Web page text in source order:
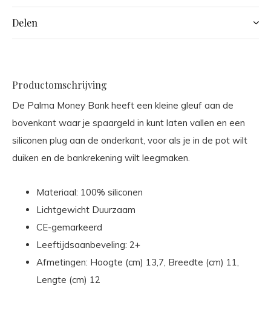
Delen
Productomschrijving
De Palma Money Bank heeft een kleine gleuf aan de
bovenkant waar je spaargeld in kunt laten vallen en een
siliconen plug aan de onderkant, voor als je in de pot wilt
duiken en de bankrekening wilt leegmaken.
Materiaal: 100% siliconen
Lichtgewicht Duurzaam
CE-gemarkeerd
Leeftijdsaanbeveling: 2+
Afmetingen: Hoogte (cm) 13,7, Breedte (cm) 11,
Lengte (cm) 12